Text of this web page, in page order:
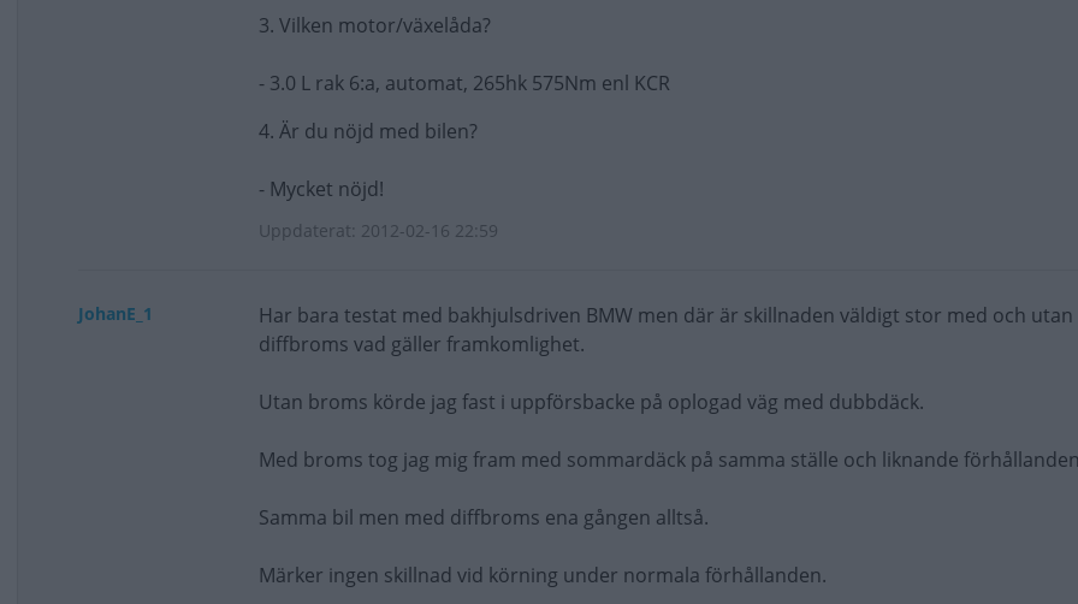
3. Vilken motor/växelåda?
- 3.0 L rak 6:a, automat, 265hk 575Nm enl KCR
4. Är du nöjd med bilen?
- Mycket nöjd!
Uppdaterat: 2012-02-16 22:59
JohanE_1
Har bara testat med bakhjulsdriven BMW men där är skillnaden väldigt stor med och utan
diffbroms vad gäller framkomlighet.
Utan broms körde jag fast i uppförsbacke på oplogad väg med dubbdäck.
Med broms tog jag mig fram med sommardäck på samma ställe och liknande
Samma bil men med diffbroms ena gången alltså.
Märker ingen skillnad vid körning under normala förhållanden.